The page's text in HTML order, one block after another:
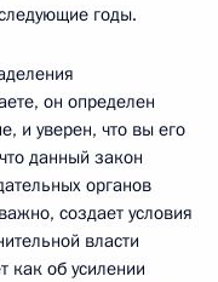
годы.
он определен
и уверен, что вы его
данный закон
органов
создает условия
власти
как об усилении